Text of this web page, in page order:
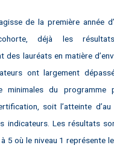
de la première année
déjà les
des lauréats en matière
ont largement
minimales du programme
soit l’atteinte
indicateurs. Les résultats
5 où le niveau 1 représente